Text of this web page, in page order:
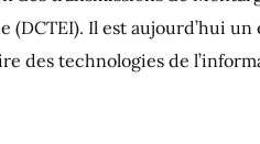
Il est aujourd’hui
des tech­nologies de